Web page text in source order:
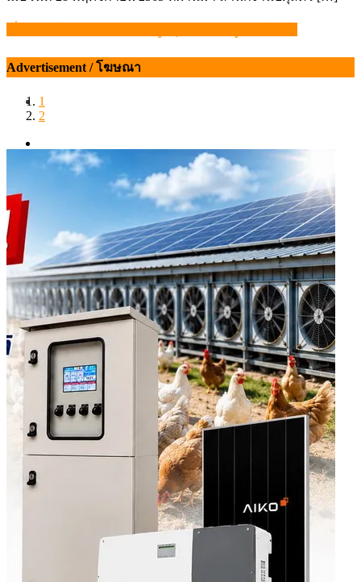
แนะแนว
เรื่อง
Advertisement / โฆษณา
1
2